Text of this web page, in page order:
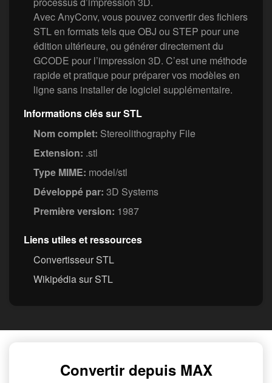
Avec AnyConv, vous pouvez convertir des fichiers
STL en formats tels que OBJ ou STEP pour une
édition ultérieure, ou générer directement du
GCODE pour l’impression 3D. C’est une méthode
rapide et pratique pour préparer vos modèles en
ligne sans installer de logiciel supplémentaire.
Informations clés sur STL
Nom complet: Stereolithography File
Extension: .stl
Type MIME: model/stl
Développé par: 3D Systems
Première version: 1987
Liens utiles et ressources
Convertisseur STL
Wikipédia sur STL
Convertir depuis MAX